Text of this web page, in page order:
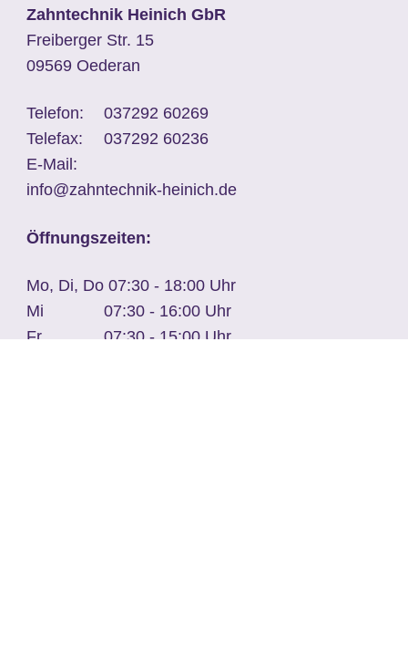
Zahntechnik Heinich GbR
Freiberger Str. 15
09569 Oederan
Telefon:
037292 60269
Telefax:
037292 60236
E-Mail:
info@zahntechnik-heinich.de
Öffnungszeiten:
Mo, Di, Do 07:30 - 18:00 Uhr
Mi
07:30 - 16:00 Uhr
Fr
07:30 - 15:00 Uhr